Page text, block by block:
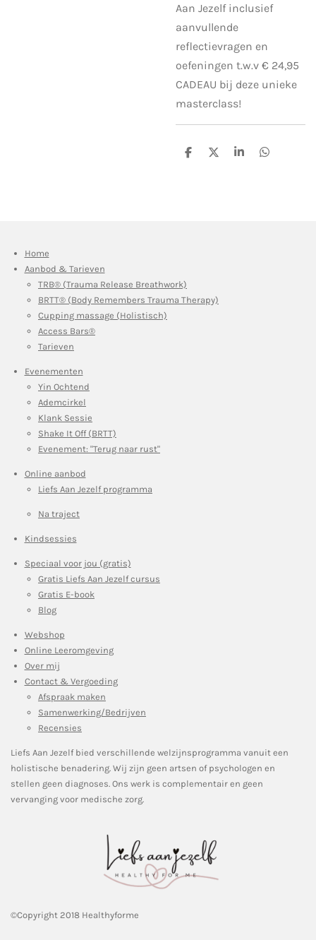
Aan Jezelf inclusief
aanvullende
reflectievragen en
oefeningen t.w.v € 24,95
CADEAU bij deze unieke
masterclass!
D
D
S
D
Home
Aanbod & Tarieven
TRB® (Trauma Release Breathwork)
BRTT® (Body Remembers Trauma Therapy)
Cupping massage (Holistisch)
Access Bars®
Tarieven
Evenementen
Yin Ochtend
Ademcirkel
Klank Sessie
Shake It Off (BRTT)
Evenement: "Terug naar rust"
Online aanbod
Liefs Aan Jezelf programma
Na traject
Kindsessies
Speciaal voor jou (gratis)
Gratis Liefs Aan Jezelf cursus
Gratis E-book
Blog
Webshop
Online Leeromgeving
Over mij
Contact & Vergoeding
Afspraak maken
Samenwerking/Bedrijven
Recensies
Liefs Aan Jezelf bied verschillende welzijnsprogramma vanuit een
holistische benadering. Wij zijn geen artsen of psychologen en
stellen geen diagnoses. Ons werk is complementair en geen
vervanging voor medische zorg.
©Copyright 2018 Healthyforme